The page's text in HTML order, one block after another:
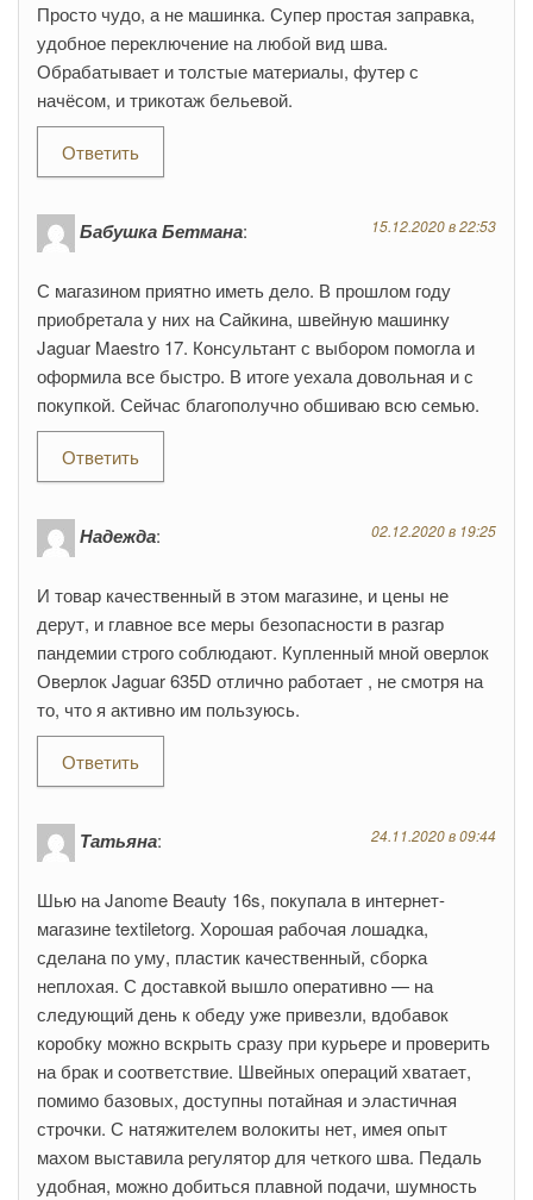
Просто чудо, а не машинка. Супер простая заправка,
удобное переключение на любой вид шва.
Обрабатывает и толстые материалы, футер с
начёсом, и трикотаж бельевой.
Ответить
Бабушка Бетмана: 15.12.2020 в 22:53
С магазином приятно иметь дело. В прошлом году
приобретала у них на Сайкина, швейную машинку
Jaguar Maestro 17. Консультант с выбором помогла и
оформила все быстро. В итоге уехала довольная и с
покупкой. Сейчас благополучно обшиваю всю семью.
Ответить
Надежда: 02.12.2020 в 19:25
И товар качественный в этом магазине, и цены не
дерут, и главное все меры безопасности в разгар
пандемии строго соблюдают. Купленный мной оверлок
Оверлок Jaguar 635D отлично работает , не смотря на
то, что я активно им пользуюсь.
Ответить
Татьяна: 24.11.2020 в 09:44
Шью на Janome Beauty 16s, покупала в интернет-
магазине textiletorg. Хорошая рабочая лошадка,
сделана по уму, пластик качественный, сборка
неплохая. С доставкой вышло оперативно — на
следующий день к обеду уже привезли, вдобавок
коробку можно вскрыть сразу при курьере и проверить
на брак и соответствие. Швейных операций хватает,
помимо базовых, доступны потайная и эластичная
строчки. С натяжителем волокиты нет, имея опыт
махом выставила регулятор для четкого шва. Педаль
удобная, можно добиться плавной подачи, шумность